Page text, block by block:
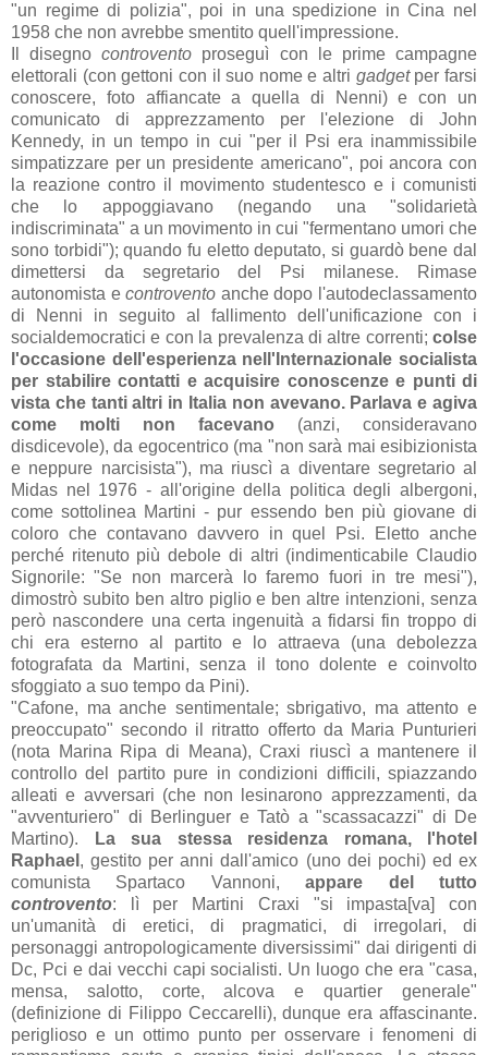
"un regime di polizia", poi in una spedizione in Cina nel
1958 che non avrebbe smentito quell'impressione.
Il disegnocontrovento proseguì con le prime campagne
elettorali (con gettoni con il suo nome e altri gadget per farsi
conoscere, foto affiancate a quella di Nenni) e con un
comunicato di apprezzamento per l'elezione di John
Kennedy, in un tempo in cui "per il Psi era inammissibile
simpatizzare per un presidente americano", poi ancora con
la reazione contro il movimento studentesco e i comunisti
che lo appoggiavano (negando una "solidarietà
indiscriminata" a un movimento in cui "fermentano umori che
sono torbidi"); quando fu eletto deputato, si guardò bene dal
dimettersi da segretario del Psi milanese. Rimase
autonomista econtrovento anche dopo l'autodeclassamento
di Nenni in seguito al fallimento dell'unificazione con i
socialdemocratici e con la prevalenza di altre correnti; colse
l'occasione dell'esperienza nell'Internazionale socialista
per stabilire contatti e acquisire conoscenze e punti di
vista che tanti altri in Italia non avevano. Parlava e agiva
come molti non facevano (anzi, consideravano
disdicevole), da egocentrico (ma "non sarà mai esibizionista
e neppure narcisista"), ma riuscì a diventare segretario al
Midas nel 1976 - all'origine della politica degli albergoni,
come sottolinea Martini - pur essendo ben più giovane di
coloro che contavano davvero in quel Psi. Eletto anche
perché ritenuto più debole di altri (indimenticabile Claudio
Signorile: "Se non marcerà lo faremo fuori in tre mesi"),
dimostrò subito ben altro piglio e ben altre intenzioni, senza
però nascondere una certa ingenuità a fidarsi fin troppo di
chi era esterno al partito e lo attraeva (una debolezza
fotografata da Martini, senza il tono dolente e coinvolto
sfoggiato a suo tempo da Pini).
"Cafone, ma anche sentimentale; sbrigativo, ma attento e
preoccupato" secondo il ritratto offerto da Maria Punturieri
(nota Marina Ripa di Meana), Craxi riuscì a mantenere il
controllo del partito pure in condizioni difficili, spiazzando
alleati e avversari (che non lesinarono apprezzamenti, da
"avventuriero" di Berlinguer e Tatò a "scassacazzi" di De
Martino).
La sua stessa residenza romana, l'hotel
Raphael , gestito per anni dall'amico (uno dei pochi) ed ex
comunista Spartaco Vannoni,appare del tutto
controvento: lì per Martini Craxi "si impasta[va] con
un'umanità di eretici, di pragmatici, di irregolari, di
personaggi antropologicamente diversissimi" dai dirigenti di
Dc, Pci e dai vecchi capi socialisti. Un luogo che era "casa,
mensa, salotto, corte, alcova e quartier generale"
(definizione di Filippo Ceccarelli), dunque era affascinante.
periglioso e un ottimo punto per osservare i fenomeni di